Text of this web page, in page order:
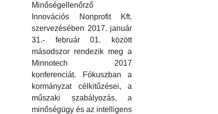
Minőségellenőrző
Innovációs Nonprofit Kft.
szervezésében 2017. január
31.- február 01. között
másodszor rendezik meg a
Minnotech 2017
konferenciát. Fókuszban a
kormányzat célkitűzései, a
műszaki szabályozás, a
minőségügy és az intelligens